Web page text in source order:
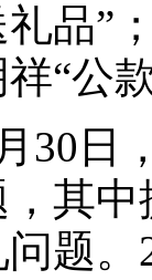
品”
“公
日，
其
题